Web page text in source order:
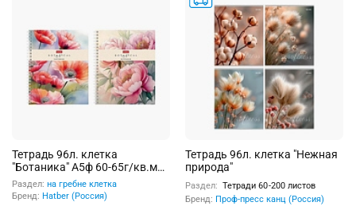
Тетрадь 96л. клетка
"Ботаника" А5ф 60-65г/кв.м
на гребне многоцветный срез
перфорация
Раздел: на гребне клетка
Бренд: Hatber (Россия)
Тетрадь 96л. клетка "Нежная
природа"
Раздел: Тетради 60-200 листов
Бренд: Проф-пресс канц (Россия)